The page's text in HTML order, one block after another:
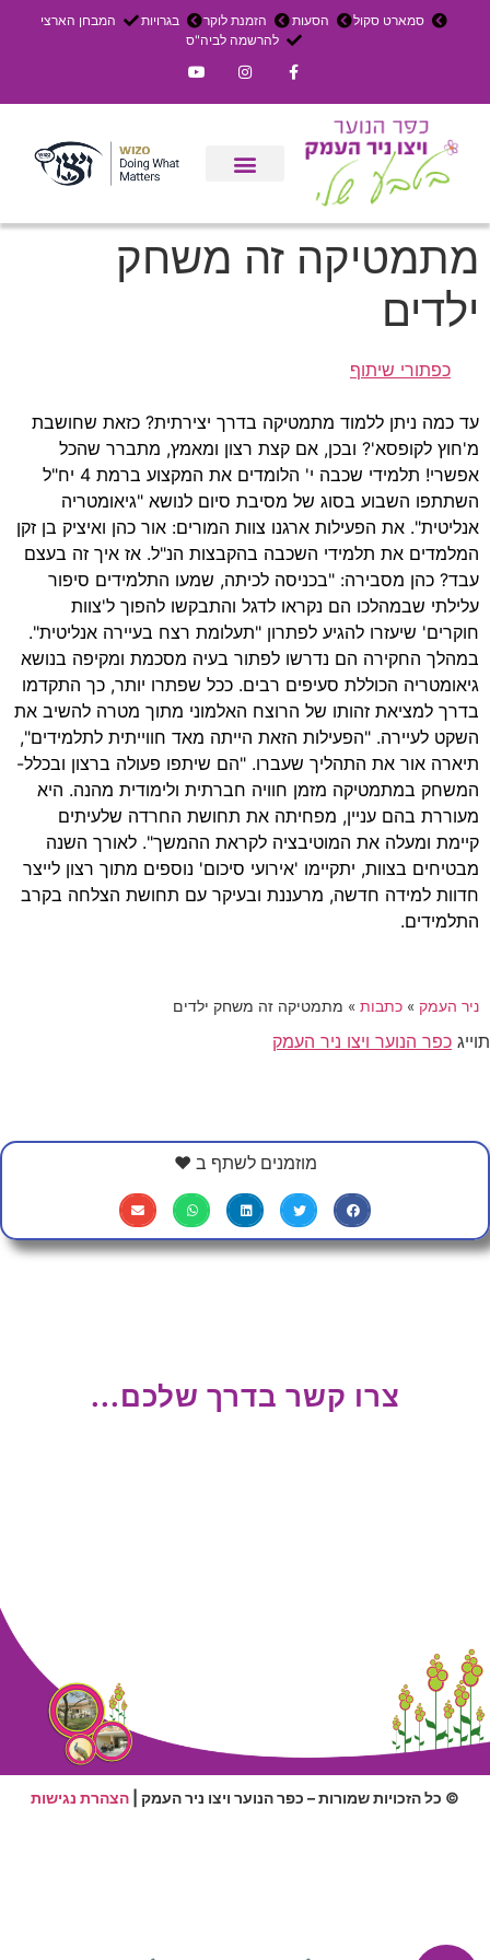
סמארט סקול הסעות הזמנת לוקר בגרויות
המבחן הארצי
להרשמה לביה"ס
מתמטיקה זה משחק
ילדים
כפתורי שיתוף
עד כמה ניתן ללמוד מתמטיקה בדרך יצירתית? כזאת שחושבת
מ'חוץ לקופסא'? ובכן, אם קצת רצון ומאמץ, מתברר שהכל
אפשרי! תלמידי שכבה י' הלומדים את המקצוע ברמת 4 יח"ל
השתתפו השבוע בסוג של מסיבת סיום לנושא "גיאומטריה
אנליטית". את הפעילות ארגנו צוות המורים: אור כהן ואיציק בן זקן
המלמדים את תלמידי השכבה בהקבצות הנ"ל. אז איך זה בעצם
עבד? כהן מסבירה: "בכניסה לכיתה, שמעו התלמידים סיפור
עלילתי שבמהלכו הם נקראו לדגל והתבקשו להפוך ל'צוות
חוקרים' שיעזרו להגיע לפתרון "תעלומת רצח בעיירה אנליטית".
במהלך החקירה הם נדרשו לפתור בעיה מסכמת ומקיפה בנושא
גיאומטריה הכוללת סעיפים רבים. ככל שפתרו יותר, כך התקדמו
בדרך למציאת זהותו של הרוצח האלמוני מתוך מטרה להשיב את
השקט לעיירה. "הפעילות הזאת הייתה מאד חווייתית לתלמידים",
תיארה אור את התהליך שעברו. "הם שיתפו פעולה ברצון ובכלל-
המשחק במתמטיקה מזמן חוויה חברתית ולימודית מהנה. היא
מעוררת בהם עניין, מפחיתה את תחושת החרדה שלעיתים
קיימת ומעלה את המוטיבציה לקראת ההמשך". לאורך השנה
מבטיחים בצוות, יתקיימו 'אירועי סיכום' נוספים מתוך רצון לייצר
חדוות למידה חדשה, מרעננת ובעיקר עם תחושת הצלחה בקרב
התלמידים.
ניר העמק » כתבות » מתמטיקה זה משחק ילדים
תוייג כפר הנוער ויצו ניר העמק
מוזמנים לשתף ב ❤
צרו קשר בדרך שלכם...
© כל הזכויות שמורות – כפר הנוער ויצו ניר העמק | הצהרת נגישות